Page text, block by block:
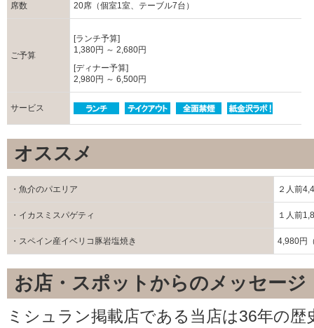
席数 20席（個室1室、テーブル7台）
ご予算
[ランチ予算]
1,380円 ～ 2,680円
[ディナー予算]
2,980円 ～ 6,500円
サービス
オススメ
・魚介のパエリア ２人前
・イカスミスパゲティ １人前
・スペイン産イベリコ豚岩塩焼き 4,980円
お店・スポットからのメッセージ
ミシュラン掲載店である当店は36年の